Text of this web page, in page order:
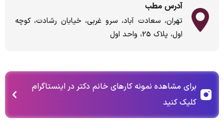
آدرس مطب
تهران، سعادت آباد، سرو غربی، خیابان رشادت، کوچه
اول، پلاک 25، واحد اول
برای مشاهده نمونه کارهای خانم دکتر در اینستاگرام
کلیک کنید